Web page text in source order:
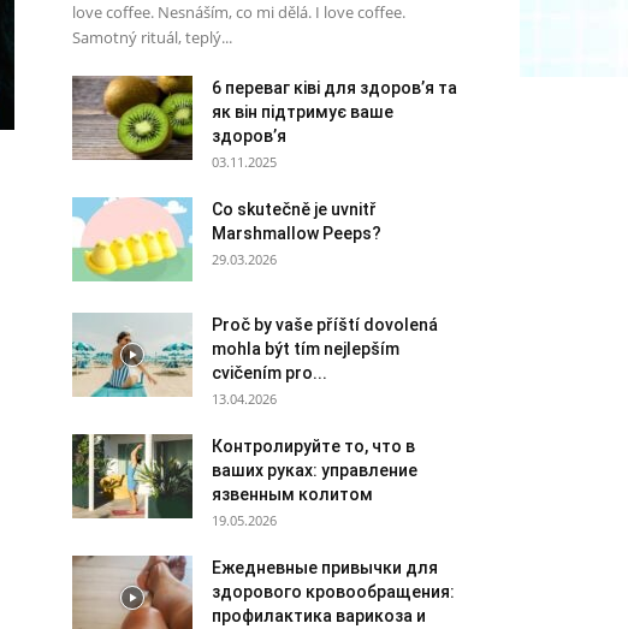
love coffee. Nesnáším, co mi dělá. I love coffee.
Samotný rituál, teplý...
6 переваг ківі для здоров’я та
як він підтримує ваше
здоров’я
03.11.2025
Co skutečně je uvnitř
Marshmallow Peeps?
29.03.2026
Proč by vaše příští dovolená
mohla být tím nejlepším
cvičením pro...
13.04.2026
Контролируйте то, что в
ваших руках: управление
язвенным колитом
19.05.2026
Ежедневные привычки для
здорового кровообращения:
профилактика варикоза и